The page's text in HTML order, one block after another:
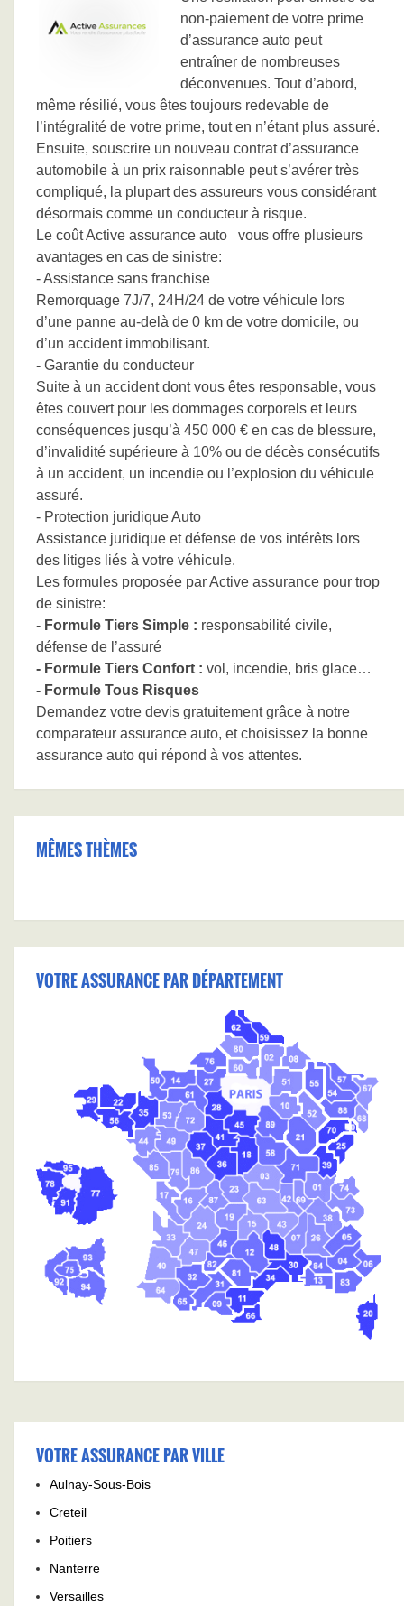
non-paiement de votre prime
d’assurance auto peut
entraîner de nombreuses
déconvenues. Tout d’abord,
même résilié, vous êtes toujours redevable de
l’intégralité de votre prime, tout en n’étant plus assuré.
Ensuite, souscrire un nouveau contrat d’assurance
automobile à un prix raisonnable peut s’avérer très
compliqué, la plupart des assureurs vous considérant
désormais comme un conducteur à risque.
Le coût Active assurance auto vous offre plusieurs
avantages en cas de sinistre:
- Assistance sans franchise
Remorquage 7J/7, 24H/24 de votre véhicule lors
d’une panne au-delà de 0 km de votre domicile, ou
d’un accident immobilisant.
- Garantie du conducteur
Suite à un accident dont vous êtes responsable, vous
êtes couvert pour les dommages corporels et leurs
conséquences jusqu’à 450 000 € en cas de blessure,
d’invalidité supérieure à 10% ou de décès consécutifs
à un accident, un incendie ou l’explosion du véhicule
assuré.
- Protection juridique Auto
Assistance juridique et défense de vos intérêts lors
des litiges liés à votre véhicule.
Les formules proposée par Active assurance pour trop
de sinistre:
- Formule Tiers Simple : responsabilité civile,
défense de l’assuré
- Formule Tiers Confort : vol, incendie, bris glace…
- Formule Tous Risques
Demandez votre devis gratuitement grâce à notre
comparateur assurance auto, et choisissez la bonne
assurance auto qui répond à vos attentes.
MÊMES THÈMES
VOTRE ASSURANCE PAR DÉPARTEMENT
VOTRE ASSURANCE PAR VILLE
Aulnay-Sous-Bois
Creteil
Poitiers
Nanterre
Versailles